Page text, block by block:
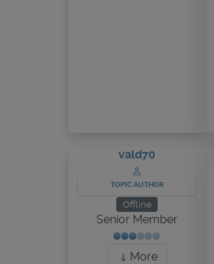
vald70
TOPIC AUTHOR
Offline
Senior Member
More